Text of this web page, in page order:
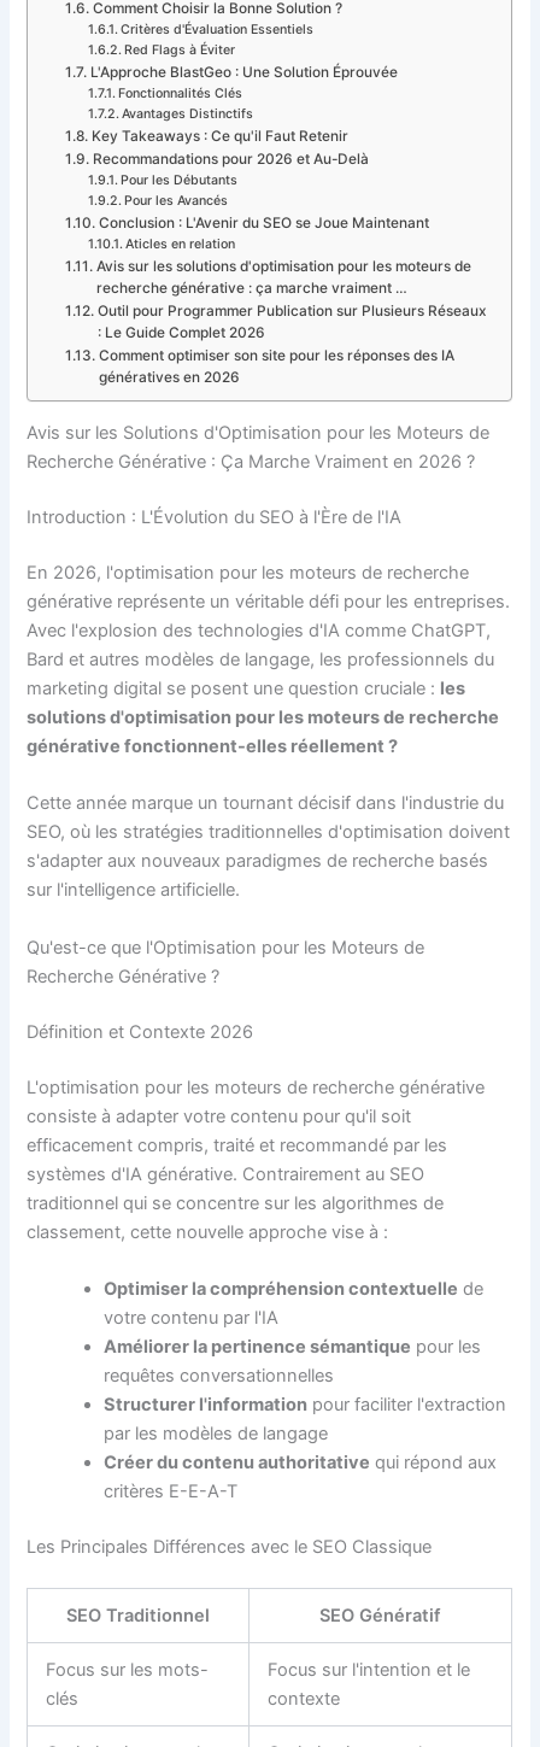
Comment Choisir la Bonne Solution ?
Critères d'Évaluation Essentiels
Red Flags à Éviter
L'Approche BlastGeo : Une Solution Éprouvée
Fonctionnalités Clés
Avantages Distinctifs
Key Takeaways : Ce qu'il Faut Retenir
Recommandations pour 2026 et Au-Delà
Pour les Débutants
Pour les Avancés
Conclusion : L'Avenir du SEO se Joue Maintenant
Aticles en relation
Avis sur les solutions d'optimisation pour les moteurs de
recherche générative : ça marche vraiment …
Outil pour Programmer Publication sur Plusieurs Réseaux
: Le Guide Complet 2026
Comment optimiser son site pour les réponses des IA
génératives en 2026
Avis sur les Solutions d'Optimisation pour les Moteurs de
Recherche Générative : Ça Marche Vraiment en 2026 ?
Introduction : L'Évolution du SEO à l'Ère de l'IA
En 2026, l'optimisation pour les moteurs de recherche
générative représente un véritable défi pour les entreprises.
Avec l'explosion des technologies d'IA comme ChatGPT,
Bard et autres modèles de langage, les professionnels du
marketing digital se posent une question cruciale : les
solutions d'optimisation pour les moteurs de recherche
générative fonctionnent-elles réellement ?
Cette année marque un tournant décisif dans l'industrie du
SEO, où les stratégies traditionnelles d'optimisation doivent
s'adapter aux nouveaux paradigmes de recherche basés
sur l'intelligence artificielle.
Qu'est-ce que l'Optimisation pour les Moteurs de
Recherche Générative ?
Définition et Contexte 2026
L'optimisation pour les moteurs de recherche générative
consiste à adapter votre contenu pour qu'il soit
efficacement compris, traité et recommandé par les
systèmes d'IA générative. Contrairement au SEO
traditionnel qui se concentre sur les algorithmes de
classement, cette nouvelle approche vise à :
Optimiser la compréhension contextuelle de
votre contenu par l'IA
Améliorer la pertinence sémantique pour les
requêtes conversationnelles
Structurer l'information pour faciliter l'extraction
par les modèles de langage
Créer du contenu authoritative qui répond aux
critères E-E-A-T
Les Principales Différences avec le SEO Classique
SEO Traditionnel SEO Génératif
Focus sur les mots-
clés
Focus sur l'intention et le
contexte